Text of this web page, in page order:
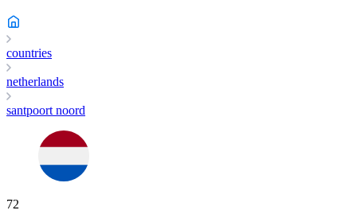
countries
netherlands
santpoort noord
72